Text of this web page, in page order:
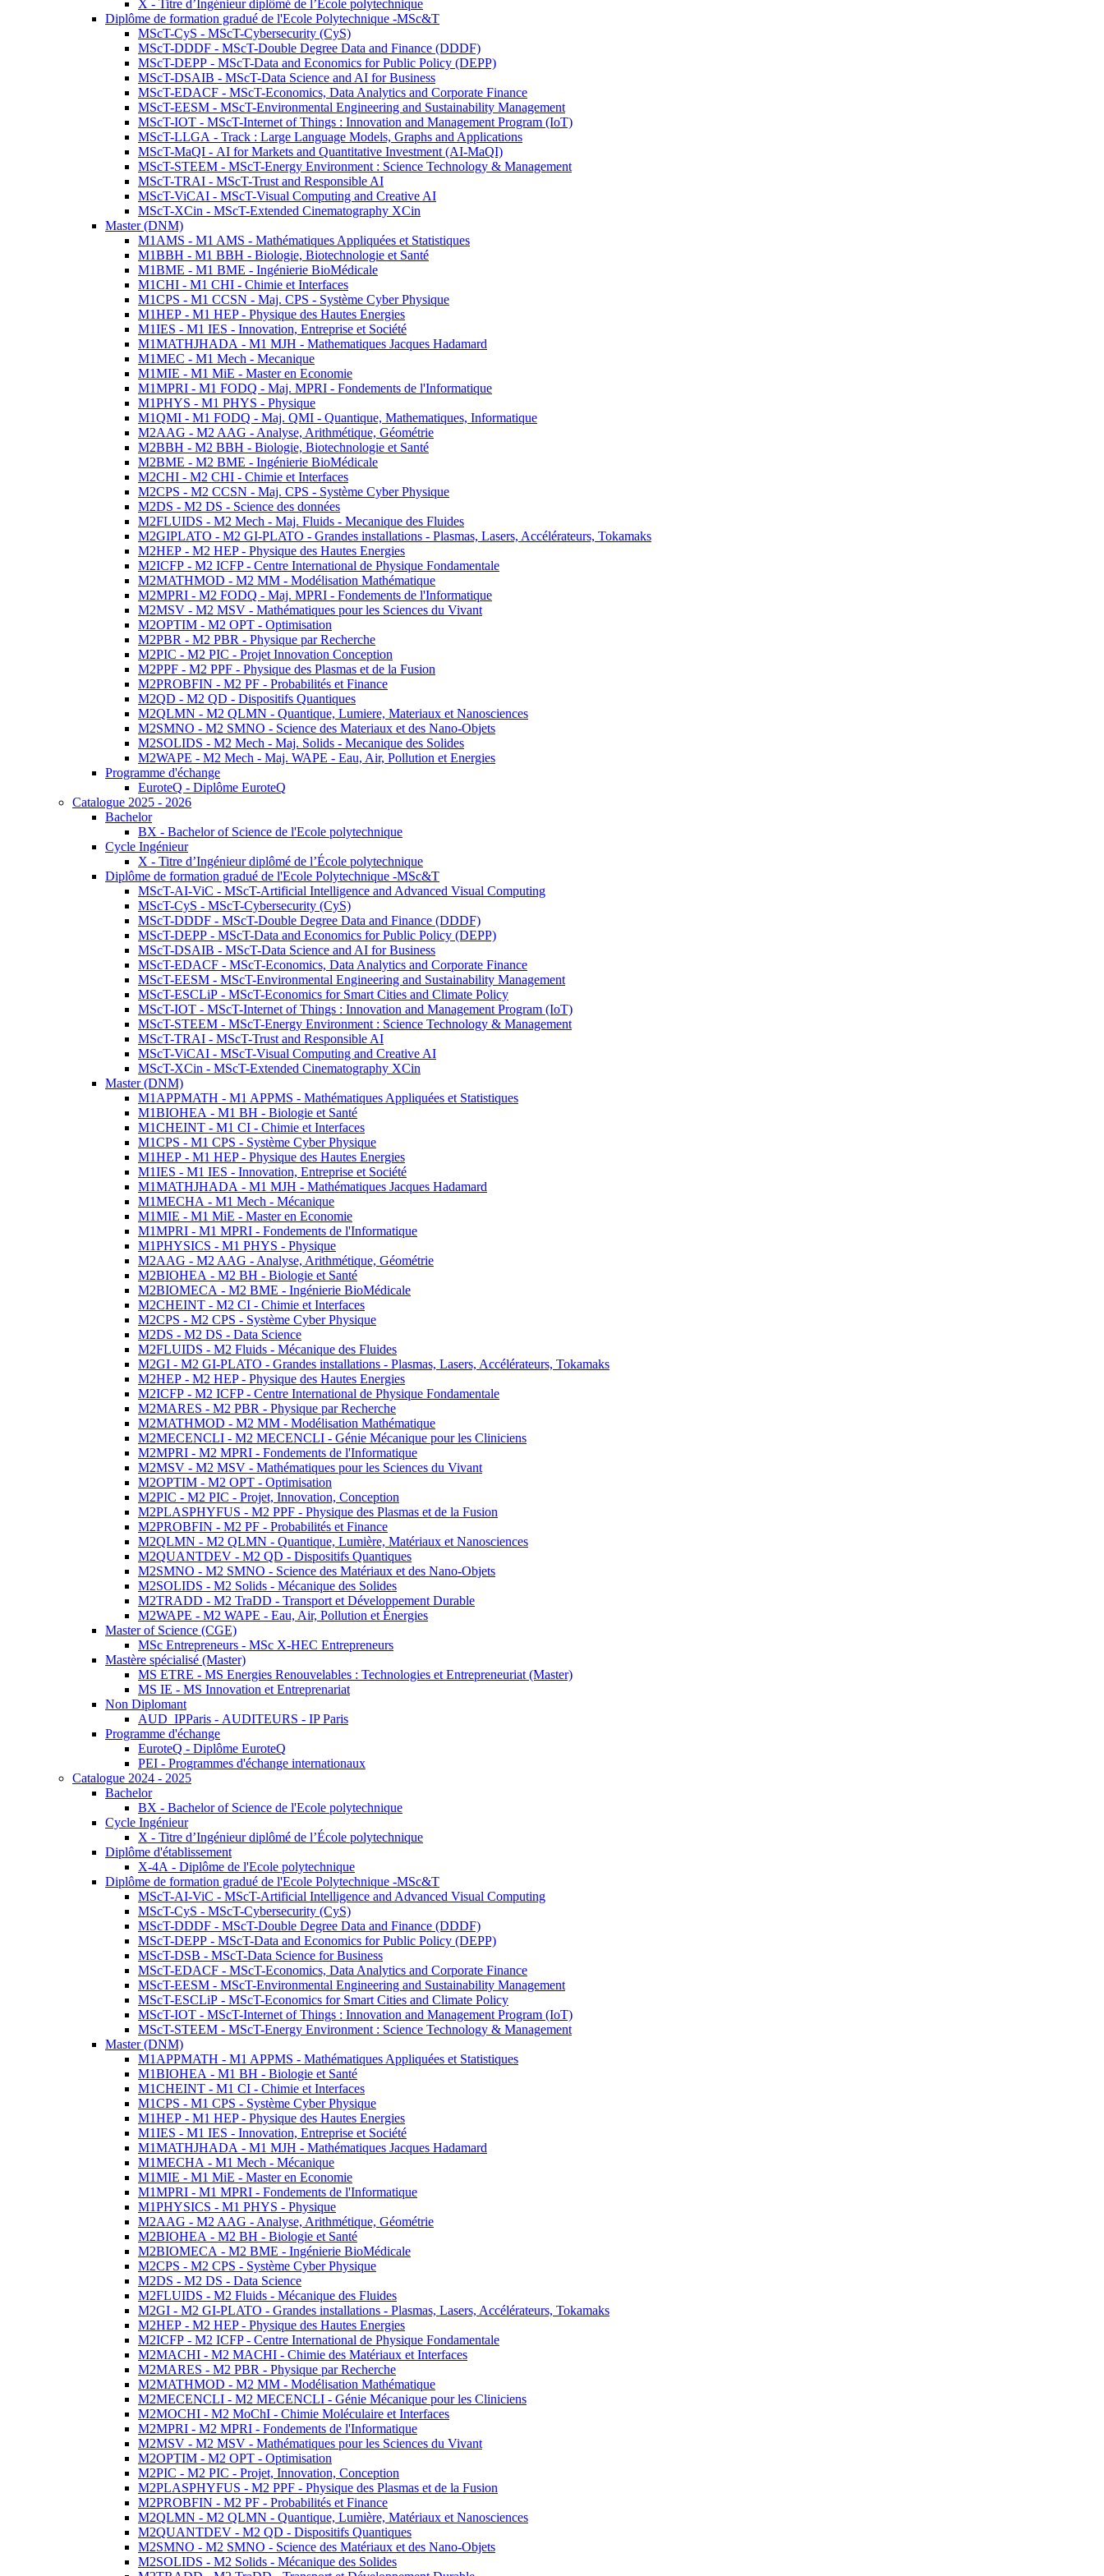
X - Titre d’Ingénieur diplômé de l’École polytechnique
Diplôme de formation gradué de l'Ecole Polytechnique -MSc&T
MScT-CyS - MScT-Cybersecurity (CyS)
MScT-DDDF - MScT-Double Degree Data and Finance (DDDF)
MScT-DEPP - MScT-Data and Economics for Public Policy (DEPP)
MScT-DSAIB - MScT-Data Science and AI for Business
MScT-EDACF - MScT-Economics, Data Analytics and Corporate Finance
MScT-EESM - MScT-Environmental Engineering and Sustainability Management
MScT-IOT - MScT-Internet of Things : Innovation and Management Program (IoT)
MScT-LLGA - Track : Large Language Models, Graphs and Applications
MScT-MaQI - AI for Markets and Quantitative Investment (AI-MaQI)
MScT-STEEM - MScT-Energy Environment : Science Technology & Management
MScT-TRAI - MScT-Trust and Responsible AI
MScT-ViCAI - MScT-Visual Computing and Creative AI
MScT-XCin - MScT-Extended Cinematography XCin
Master (DNM)
M1AMS - M1 AMS - Mathématiques Appliquées et Statistiques
M1BBH - M1 BBH - Biologie, Biotechnologie et Santé
M1BME - M1 BME - Ingénierie BioMédicale
M1CHI - M1 CHI - Chimie et Interfaces
M1CPS - M1 CCSN - Maj. CPS - Système Cyber Physique
M1HEP - M1 HEP - Physique des Hautes Energies
M1IES - M1 IES - Innovation, Entreprise et Société
M1MATHJHADA - M1 MJH - Mathematiques Jacques Hadamard
M1MEC - M1 Mech - Mecanique
M1MIE - M1 MiE - Master en Economie
M1MPRI - M1 FODQ - Maj. MPRI - Fondements de l'Informatique
M1PHYS - M1 PHYS - Physique
M1QMI - M1 FODQ - Maj. QMI - Quantique, Mathematiques, Informatique
M2AAG - M2 AAG - Analyse, Arithmétique, Géométrie
M2BBH - M2 BBH - Biologie, Biotechnologie et Santé
M2BME - M2 BME - Ingénierie BioMédicale
M2CHI - M2 CHI - Chimie et Interfaces
M2CPS - M2 CCSN - Maj. CPS - Système Cyber Physique
M2DS - M2 DS - Science des données
M2FLUIDS - M2 Mech - Maj. Fluids - Mecanique des Fluides
M2GIPLATO - M2 GI-PLATO - Grandes installations - Plasmas, Lasers, Accélérateurs, Tokamaks
M2HEP - M2 HEP - Physique des Hautes Energies
M2ICFP - M2 ICFP - Centre International de Physique Fondamentale
M2MATHMOD - M2 MM - Modélisation Mathématique
M2MPRI - M2 FODQ - Maj. MPRI - Fondements de l'Informatique
M2MSV - M2 MSV - Mathématiques pour les Sciences du Vivant
M2OPTIM - M2 OPT - Optimisation
M2PBR - M2 PBR - Physique par Recherche
M2PIC - M2 PIC - Projet Innovation Conception
M2PPF - M2 PPF - Physique des Plasmas et de la Fusion
M2PROBFIN - M2 PF - Probabilités et Finance
M2QD - M2 QD - Dispositifs Quantiques
M2QLMN - M2 QLMN - Quantique, Lumiere, Materiaux et Nanosciences
M2SMNO - M2 SMNO - Science des Materiaux et des Nano-Objets
M2SOLIDS - M2 Mech - Maj. Solids - Mecanique des Solides
M2WAPE - M2 Mech - Maj. WAPE - Eau, Air, Pollution et Energies
Programme d'échange
EuroteQ - Diplôme EuroteQ
Catalogue 2025 - 2026
Bachelor
BX - Bachelor of Science de l'Ecole polytechnique
Cycle Ingénieur
X - Titre d’Ingénieur diplômé de l’École polytechnique
Diplôme de formation gradué de l'Ecole Polytechnique -MSc&T
MScT-AI-ViC - MScT-Artificial Intelligence and Advanced Visual Computing
MScT-CyS - MScT-Cybersecurity (CyS)
MScT-DDDF - MScT-Double Degree Data and Finance (DDDF)
MScT-DEPP - MScT-Data and Economics for Public Policy (DEPP)
MScT-DSAIB - MScT-Data Science and AI for Business
MScT-EDACF - MScT-Economics, Data Analytics and Corporate Finance
MScT-EESM - MScT-Environmental Engineering and Sustainability Management
MScT-ESCLiP - MScT-Economics for Smart Cities and Climate Policy
MScT-IOT - MScT-Internet of Things : Innovation and Management Program (IoT)
MScT-STEEM - MScT-Energy Environment : Science Technology & Management
MScT-TRAI - MScT-Trust and Responsible AI
MScT-ViCAI - MScT-Visual Computing and Creative AI
MScT-XCin - MScT-Extended Cinematography XCin
Master (DNM)
M1APPMATH - M1 APPMS - Mathématiques Appliquées et Statistiques
M1BIOHEA - M1 BH - Biologie et Santé
M1CHEINT - M1 CI - Chimie et Interfaces
M1CPS - M1 CPS - Système Cyber Physique
M1HEP - M1 HEP - Physique des Hautes Energies
M1IES - M1 IES - Innovation, Entreprise et Société
M1MATHJHADA - M1 MJH - Mathématiques Jacques Hadamard
M1MECHA - M1 Mech - Mécanique
M1MIE - M1 MiE - Master en Economie
M1MPRI - M1 MPRI - Fondements de l'Informatique
M1PHYSICS - M1 PHYS - Physique
M2AAG - M2 AAG - Analyse, Arithmétique, Géométrie
M2BIOHEA - M2 BH - Biologie et Santé
M2BIOMECA - M2 BME - Ingénierie BioMédicale
M2CHEINT - M2 CI - Chimie et Interfaces
M2CPS - M2 CPS - Système Cyber Physique
M2DS - M2 DS - Data Science
M2FLUIDS - M2 Fluids - Mécanique des Fluides
M2GI - M2 GI-PLATO - Grandes installations - Plasmas, Lasers, Accélérateurs, Tokamaks
M2HEP - M2 HEP - Physique des Hautes Energies
M2ICFP - M2 ICFP - Centre International de Physique Fondamentale
M2MARES - M2 PBR - Physique par Recherche
M2MATHMOD - M2 MM - Modélisation Mathématique
M2MECENCLI - M2 MECENCLI - Génie Mécanique pour les Cliniciens
M2MPRI - M2 MPRI - Fondements de l'Informatique
M2MSV - M2 MSV - Mathématiques pour les Sciences du Vivant
M2OPTIM - M2 OPT - Optimisation
M2PIC - M2 PIC - Projet, Innovation, Conception
M2PLASPHYFUS - M2 PPF - Physique des Plasmas et de la Fusion
M2PROBFIN - M2 PF - Probabilités et Finance
M2QLMN - M2 QLMN - Quantique, Lumière, Matériaux et Nanosciences
M2QUANTDEV - M2 QD - Dispositifs Quantiques
M2SMNO - M2 SMNO - Science des Matériaux et des Nano-Objets
M2SOLIDS - M2 Solids - Mécanique des Solides
M2TRADD - M2 TraDD - Transport et Développement Durable
M2WAPE - M2 WAPE - Eau, Air, Pollution et Énergies
Master of Science (CGE)
MSc Entrepreneurs - MSc X-HEC Entrepreneurs
Mastère spécialisé (Master)
MS ETRE - MS Energies Renouvelables : Technologies et Entrepreneuriat (Master)
MS IE - MS Innovation et Entreprenariat
Non Diplomant
AUD_IPParis - AUDITEURS - IP Paris
Programme d'échange
EuroteQ - Diplôme EuroteQ
PEI - Programmes d'échange internationaux
Catalogue 2024 - 2025
Bachelor
BX - Bachelor of Science de l'Ecole polytechnique
Cycle Ingénieur
X - Titre d’Ingénieur diplômé de l’École polytechnique
Diplôme d'établissement
X-4A - Diplôme de l'Ecole polytechnique
Diplôme de formation gradué de l'Ecole Polytechnique -MSc&T
MScT-AI-ViC - MScT-Artificial Intelligence and Advanced Visual Computing
MScT-CyS - MScT-Cybersecurity (CyS)
MScT-DDDF - MScT-Double Degree Data and Finance (DDDF)
MScT-DEPP - MScT-Data and Economics for Public Policy (DEPP)
MScT-DSB - MScT-Data Science for Business
MScT-EDACF - MScT-Economics, Data Analytics and Corporate Finance
MScT-EESM - MScT-Environmental Engineering and Sustainability Management
MScT-ESCLiP - MScT-Economics for Smart Cities and Climate Policy
MScT-IOT - MScT-Internet of Things : Innovation and Management Program (IoT)
MScT-STEEM - MScT-Energy Environment : Science Technology & Management
Master (DNM)
M1APPMATH - M1 APPMS - Mathématiques Appliquées et Statistiques
M1BIOHEA - M1 BH - Biologie et Santé
M1CHEINT - M1 CI - Chimie et Interfaces
M1CPS - M1 CPS - Système Cyber Physique
M1HEP - M1 HEP - Physique des Hautes Energies
M1IES - M1 IES - Innovation, Entreprise et Société
M1MATHJHADA - M1 MJH - Mathématiques Jacques Hadamard
M1MECHA - M1 Mech - Mécanique
M1MIE - M1 MiE - Master en Economie
M1MPRI - M1 MPRI - Fondements de l'Informatique
M1PHYSICS - M1 PHYS - Physique
M2AAG - M2 AAG - Analyse, Arithmétique, Géométrie
M2BIOHEA - M2 BH - Biologie et Santé
M2BIOMECA - M2 BME - Ingénierie BioMédicale
M2CPS - M2 CPS - Système Cyber Physique
M2DS - M2 DS - Data Science
M2FLUIDS - M2 Fluids - Mécanique des Fluides
M2GI - M2 GI-PLATO - Grandes installations - Plasmas, Lasers, Accélérateurs, Tokamaks
M2HEP - M2 HEP - Physique des Hautes Energies
M2ICFP - M2 ICFP - Centre International de Physique Fondamentale
M2MACHI - M2 MACHI - Chimie des Matériaux et Interfaces
M2MARES - M2 PBR - Physique par Recherche
M2MATHMOD - M2 MM - Modélisation Mathématique
M2MECENCLI - M2 MECENCLI - Génie Mécanique pour les Cliniciens
M2MOCHI - M2 MoChI - Chimie Moléculaire et Interfaces
M2MPRI - M2 MPRI - Fondements de l'Informatique
M2MSV - M2 MSV - Mathématiques pour les Sciences du Vivant
M2OPTIM - M2 OPT - Optimisation
M2PIC - M2 PIC - Projet, Innovation, Conception
M2PLASPHYFUS - M2 PPF - Physique des Plasmas et de la Fusion
M2PROBFIN - M2 PF - Probabilités et Finance
M2QLMN - M2 QLMN - Quantique, Lumière, Matériaux et Nanosciences
M2QUANTDEV - M2 QD - Dispositifs Quantiques
M2SMNO - M2 SMNO - Science des Matériaux et des Nano-Objets
M2SOLIDS - M2 Solids - Mécanique des Solides